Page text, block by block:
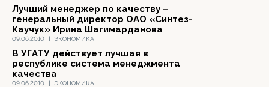
09.06.2010 | ЭКОНОМИКА
Лучший менеджер по качеству –
генеральный директор ОАО «Синтез-
Каучук» Ирина Шагимарданова
09.06.2010 | ЭКОНОМИКА
В УГАТУ действует лучшая в
республике система менеджмента
качества